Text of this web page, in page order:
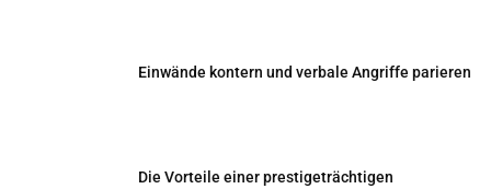
Einwände kontern und verbale Angriffe parieren
Die Vorteile einer prestigeträchtigen